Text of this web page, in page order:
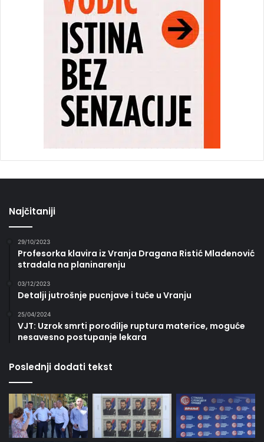
Najčitaniji
29/10/2023
Profesorka klavira iz Vranja Dragana Ristić Mladenović
stradala na planinarenju
03/12/2023
Detalji jutrošnje pucnjave i tuče u Vranju
25/04/2024
VJT: Uzrok smrti porodilje ruptura materice, moguće
nesavesno postupanje lekara
Poslednji dodati tekst